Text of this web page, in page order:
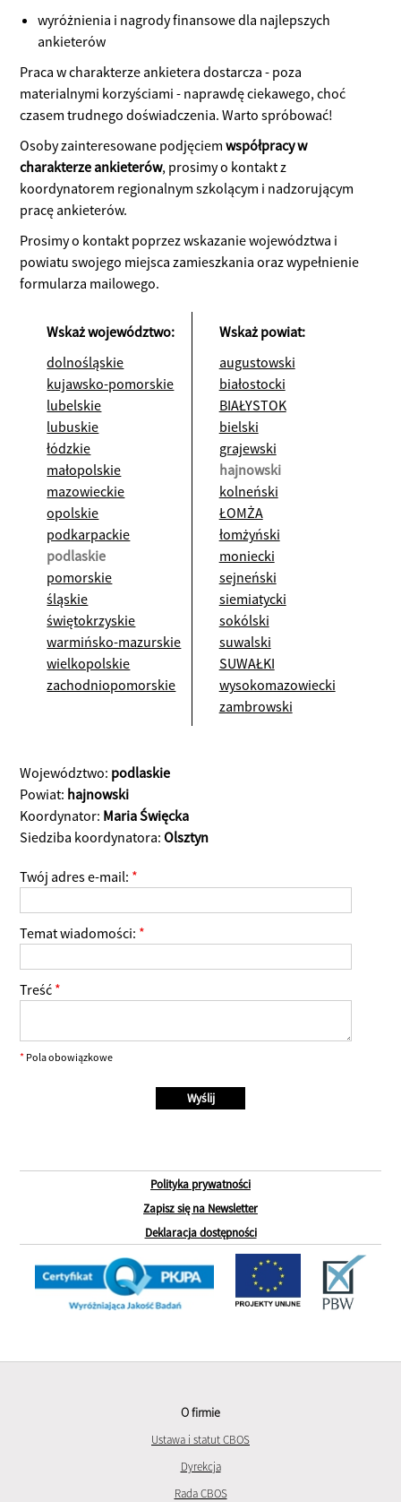
wyróżnienia i nagrody finansowe dla najlepszych
ankieterów
Praca w charakterze ankietera dostarcza - poza
materialnymi korzyściami - naprawdę ciekawego, choć
czasem trudnego doświadczenia. Warto spróbować!
Osoby zainteresowane podjęciemwspółpracy w
charakterze ankieterów, prosimy o kontakt z
koordynatorem regionalnym szkolącym i nadzorującym
pracę ankieterów.
Prosimy o kontakt poprzez wskazanie województwa i
powiatu swojego miejsca zamieszkania oraz wypełnienie
formularza mailowego.
Wskaż województwo:
dolnośląskie
kujawsko-pomorskie
lubelskie
lubuskie
łódzkie
małopolskie
mazowieckie
opolskie
podkarpackie
podlaskie
pomorskie
śląskie
świętokrzyskie
warmińsko-mazurskie
wielkopolskie
zachodniopomorskie
Wskaż powiat:
augustowski
białostocki
BIAŁYSTOK
bielski
grajewski
hajnowski
kolneński
ŁOMŻA
łomżyński
moniecki
sejneński
siemiatycki
sokólski
suwalski
SUWAŁKI
wysokomazowiecki
zambrowski
Województwo: podlaskie
Powiat: hajnowski
Koordynator: Maria Święcka
Siedziba koordynatora:Olsztyn
Twój adres e-mail: *
Temat wiadomości: *
Treść *
* Pola obowiązkowe
Polityka prywatności
Zapisz się na Newsletter
Deklaracja dostępności
O firmie
Ustawa i statut CBOS
Dyrekcja
Rada CBOS